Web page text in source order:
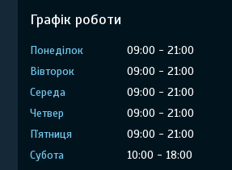
Графік роботи
Понеділок 09:00
21:00
Вівторок
09:00
21:00
Середа
09:00
21:00
Четвер
09:00
21:00
Пʼятниця
09:00
21:00
Субота
10:00
18:00